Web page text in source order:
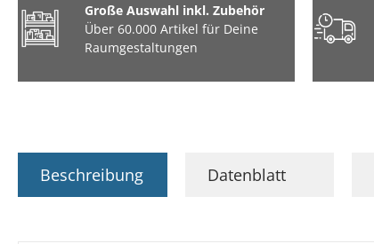
Große Auswahl inkl. Zubehör
Über 60.000 Artikel für Deine
Raumgestaltungen
Beschreibung Datenblatt